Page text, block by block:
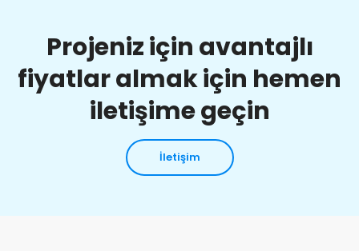
Projeniz için avantajlı
fiyatlar almak için hemen
iletişime geçin
İletişim